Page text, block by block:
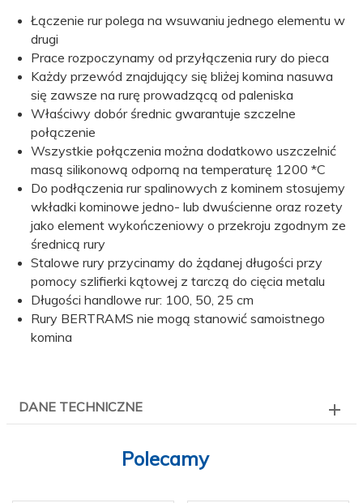
Łączenie rur polega na wsuwaniu jednego elementu w
drugi
Prace rozpoczynamy od przyłączenia rury do pieca
Każdy przewód znajdujący się bliżej komina nasuwa
się zawsze na rurę prowadzącą od paleniska
Właściwy dobór średnic gwarantuje szczelne
połączenie
Wszystkie połączenia można dodatkowo uszczelnić
masą silikonową odporną na temperaturę 1200 *C
Do podłączenia rur spalinowych z kominem stosujemy
wkładki kominowe jedno- lub dwuścienne oraz rozety
jako element wykończeniowy o przekroju zgodnym ze
średnicą rury
Stalowe rury przycinamy do żądanej długości przy
pomocy szlifierki kątowej z tarczą do cięcia metalu
Długości handlowe rur: 100, 50, 25 cm
Rury BERTRAMS nie mogą stanowić samoistnego
komina
DANE TECHNICZNE
Polecamy